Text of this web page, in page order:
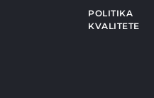
POLITIKA
KVALITETE